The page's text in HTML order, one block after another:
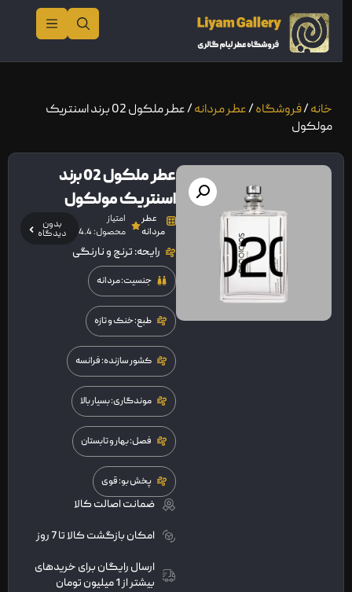
خانه/فروشگاه/عطر مردانه
/ عطر ملکول 02 برند اسنتریک
مولکول
عطر ملکول 02 برند
اسنتریک مولکول
عطر
مردانه
امتیاز
محصول: 4.4
بدون
دیدگاه
رایحه: ترنج و نارنگی
جنسیت: مردانه
طبع: خنک و تازه
کشور سازنده: فرانسه
موندگاری: بسیار بالا
فصل: بهار و تابستان
پخش بو: قوی
ضمانت اصالت کالا
امکان بازگشت کالا تا 7 روز
ارسال رایگان برای خریدهای
بیشتر از 1 میلیون تومان